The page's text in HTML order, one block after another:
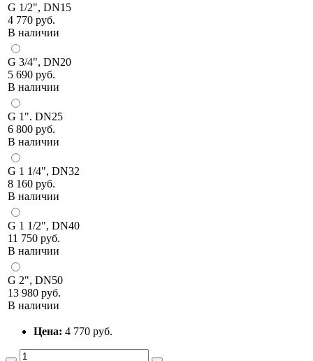
G 1/2", DN15
4 770 руб.
В наличии
G 3/4", DN20
5 690 руб.
В наличии
G 1". DN25
6 800 руб.
В наличии
G 1 1/4", DN32
8 160 руб.
В наличии
G 1 1/2", DN40
11 750 руб.
В наличии
G 2", DN50
13 980 руб.
В наличии
Цена: 4 770 руб.